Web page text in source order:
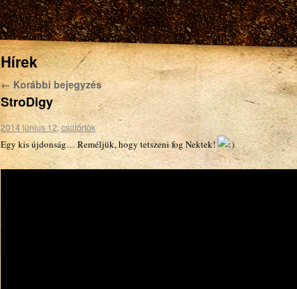
Hírek
←Korábbi bejegyzés
StroDigy
2014 június 12, csütörtök
Egy kis újdonság… Reméljük, hogy tetszeni fog Nektek!